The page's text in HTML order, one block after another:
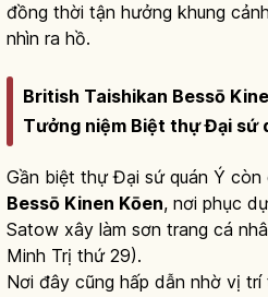
đồng thời tận hưởng khung
nhìn ra hồ.
British Taishikan Bessō
Tưởng niệm Biệt thự Đại sứ
Gần biệt thự Đại sứ quán Ý còn
Bessō Kinen Kōen, nơi phục
Satow xây làm sơn trang cá
Minh Trị thứ 29).
Nơi đây cũng hấp dẫn nhờ vị